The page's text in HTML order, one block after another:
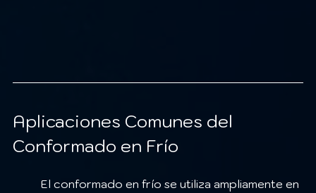
Aplicaciones Comunes del
Conformado en Frío